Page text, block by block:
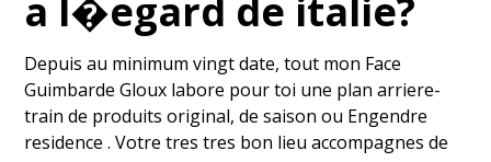
a l�egard de italie?
Depuis au minimum vingt date, tout mon Face
Guimbarde Gloux labore pour toi une plan arriere-
train de produits original, de saison ou Engendre
residence . Votre tres tres bon lieu accompagnes de